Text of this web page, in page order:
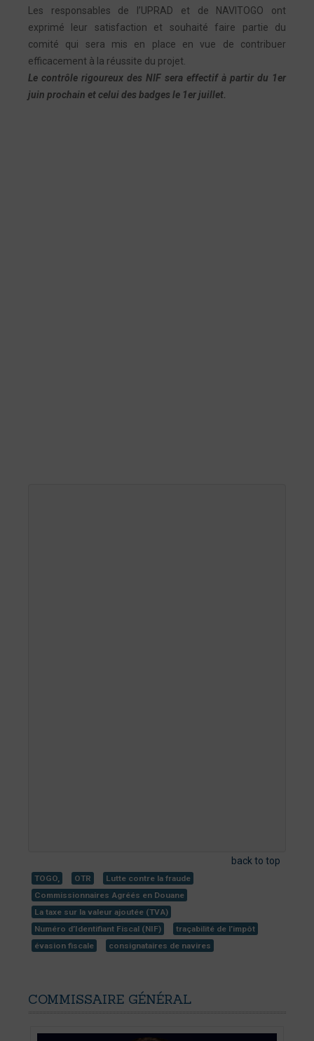
Les responsables de l’UPRAD et de NAVITOGO ont
exprimé leur satisfaction et souhaité faire partie du
comité qui sera mis en place en vue de contribuer
efficacement à la réussite du projet.
Le contrôle rigoureux des NIF sera effectif à partir du 1er
juin prochain et celui des badges le 1er juillet.
back to top
TOGO, OTR
Lutte contre la fraude
Commissionnaires Agréés en Douane
La taxe sur la valeur ajoutée (TVA)
Numéro d’Identifiant Fiscal (NIF)
traçabilité de l’impôt
évasion fiscale
consignataires de navires
COMMISSAIRE GÉNÉRAL